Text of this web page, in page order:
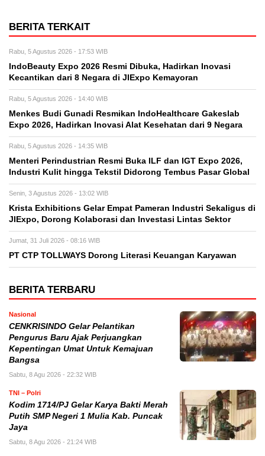
BERITA TERKAIT
Rabu, 5 Agustus 2026 - 17:53 WIB
IndoBeauty Expo 2026 Resmi Dibuka, Hadirkan Inovasi
Kecantikan dari 8 Negara di JIExpo Kemayoran
Rabu, 5 Agustus 2026 - 14:40 WIB
Menkes Budi Gunadi Resmikan IndoHealthcare Gakeslab
Expo 2026, Hadirkan Inovasi Alat Kesehatan dari 9 Negara
Rabu, 5 Agustus 2026 - 14:35 WIB
Menteri Perindustrian Resmi Buka ILF dan IGT Expo 2026,
Industri Kulit hingga Tekstil Didorong Tembus Pasar Global
Senin, 3 Agustus 2026 - 13:02 WIB
Krista Exhibitions Gelar Empat Pameran Industri Sekaligus di
JIExpo, Dorong Kolaborasi dan Investasi Lintas Sektor
Jumat, 31 Juli 2026 - 08:16 WIB
PT CTP TOLLWAYS Dorong Literasi Keuangan Karyawan
BERITA TERBARU
Nasional
CENKRISINDO Gelar Pelantikan
Pengurus Baru Ajak Perjuangkan
Kepentingan Umat Untuk Kemajuan
Bangsa
Sabtu, 8 Agu 2026 - 22:32 WIB
TNI – Polri
Kodim 1714/PJ Gelar Karya Bakti Merah
Putih SMP Negeri 1 Mulia Kab. Puncak
Jaya
Sabtu, 8 Agu 2026 - 21:24 WIB